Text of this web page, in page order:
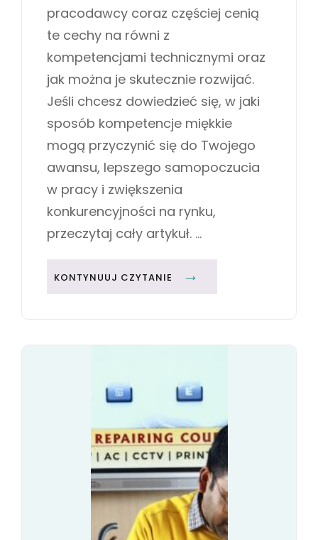
pracodawcy coraz częściej cenią
te cechy na równi z
kompetencjami technicznymi oraz
jak można je skutecznie rozwijać.
Jeśli chcesz dowiedzieć się, w jaki
sposób kompetencje miękkie
mogą przyczynić się do Twojego
awansu, lepszego samopoczucia
w pracy i zwiększenia
konkurencyjności na rynku,
przeczytaj cały artykuł. …
KONTYNUUJ CZYTANIE
O
K
M
P
E
T
E
N